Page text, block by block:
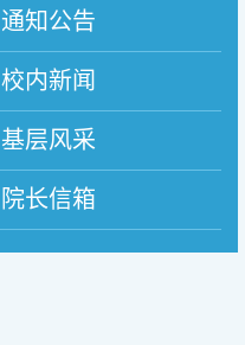
通知公告
校内新闻
基层风采
院长信箱